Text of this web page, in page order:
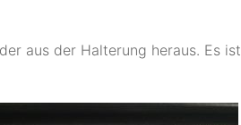
aus der Halterung heraus. Es ist